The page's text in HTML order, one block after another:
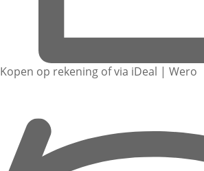
Kopen op rekening of via iDeal | Wero